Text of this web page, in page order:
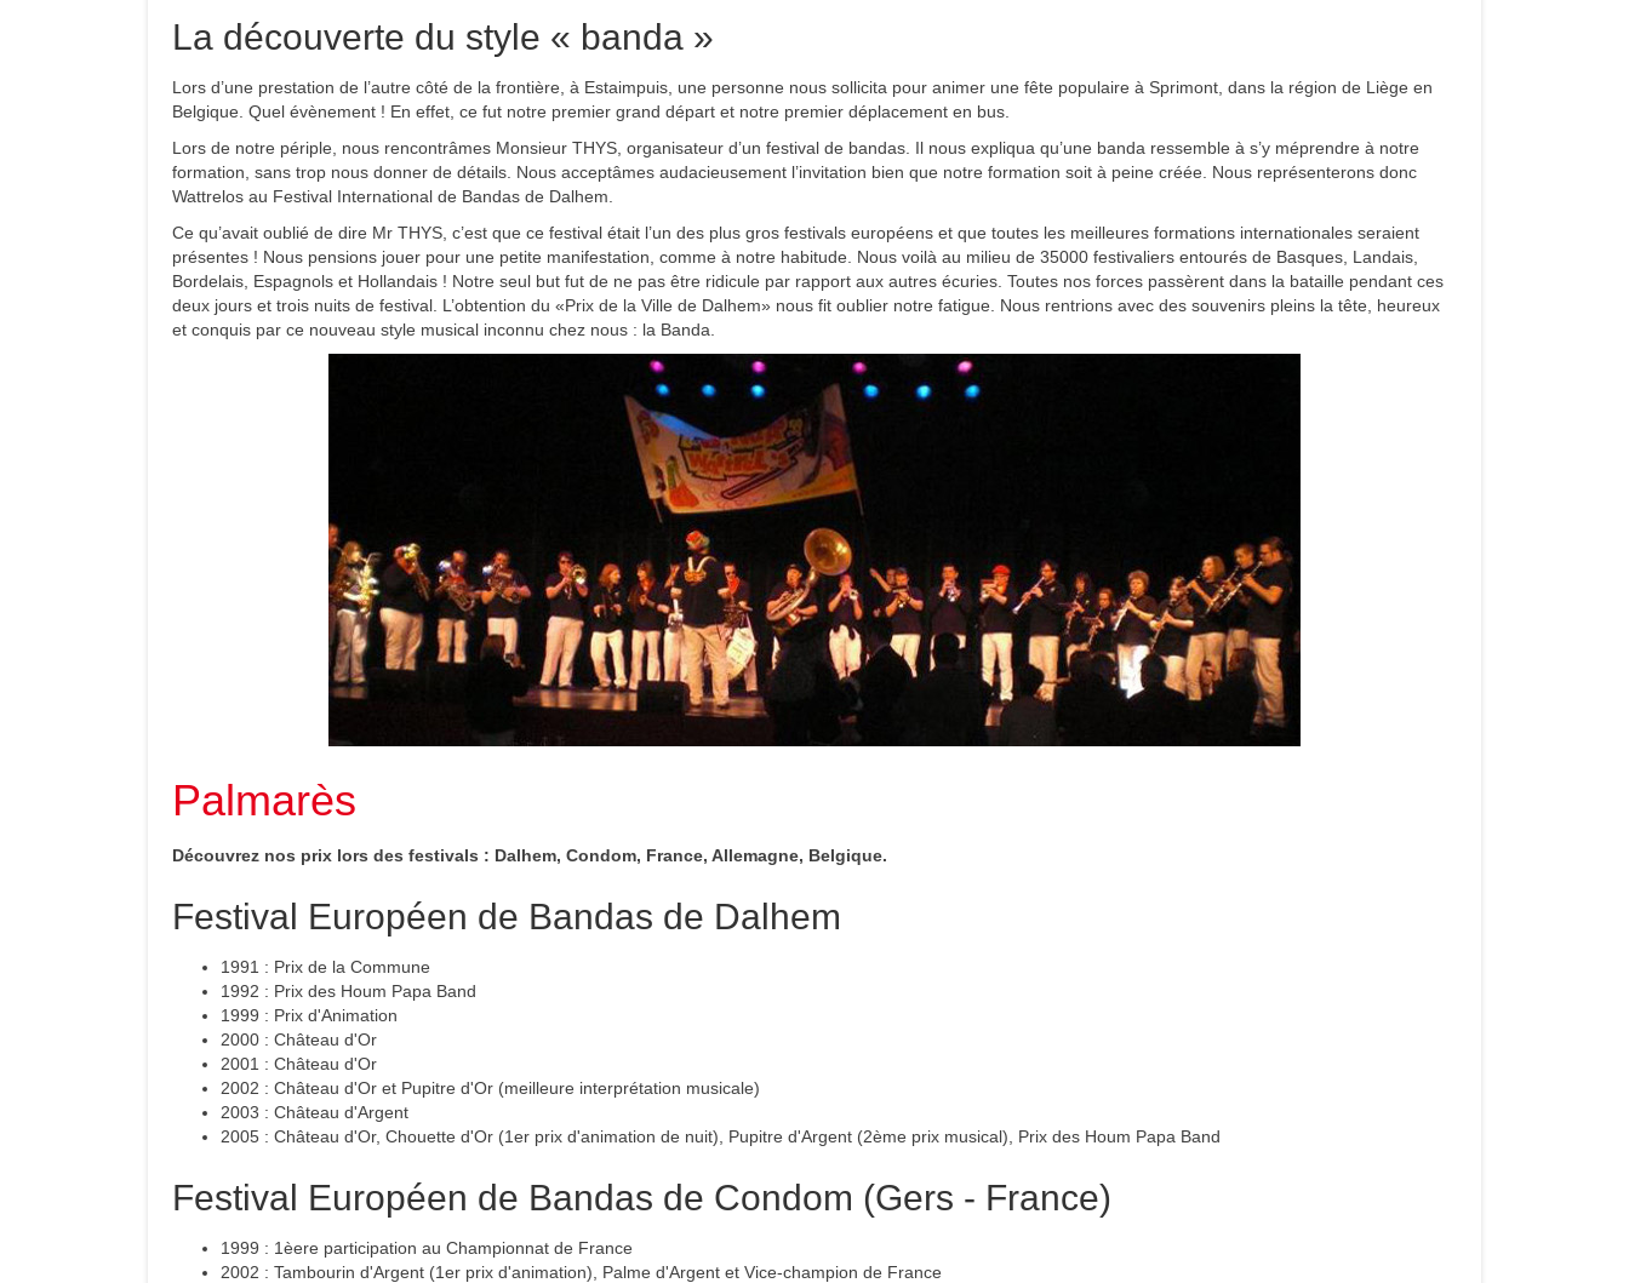
La découverte du style « banda »
Lors d’une prestation de l’autre côté de la frontière, à Estaimpuis, une personne nous sollicita pour animer une fête populaire à Sprimont, dans la région de Liège en
Belgique. Quel évènement ! En effet, ce fut notre premier grand départ et notre premier déplacement en bus.
Lors de notre périple, nous rencontrâmes Monsieur THYS, organisateur d’un festival de bandas. Il nous expliqua qu’une banda ressemble à s’y méprendre à notre
formation, sans trop nous donner de détails. Nous acceptâmes audacieusement l’invitation bien que notre formation soit à peine créée. Nous représenterons donc
Wattrelos au Festival International de Bandas de Dalhem.
Ce qu’avait oublié de dire Mr THYS, c’est que ce festival était l’un des plus gros festivals européens et que toutes les meilleures formations internationales seraient
présentes ! Nous pensions jouer pour une petite manifestation, comme à notre habitude. Nous voilà au milieu de 35000 festivaliers entourés de Basques, Landais,
Bordelais, Espagnols et Hollandais ! Notre seul but fut de ne pas être ridicule par rapport aux autres écuries. Toutes nos forces passèrent dans la bataille pendant ces
deux jours et trois nuits de festival. L’obtention du «Prix de la Ville de Dalhem» nous fit oublier notre fatigue. Nous rentrions avec des souvenirs pleins la tête, heureux
et conquis par ce nouveau style musical inconnu chez nous : la Banda.
Palmarès
Découvrez nos prix lors des festivals : Dalhem, Condom, France, Allemagne, Belgique.
Festival Européen de Bandas de Dalhem
1991 : Prix de la Commune
1992 : Prix des Houm Papa Band
1999 : Prix d'Animation
2000 : Château d'Or
2001 : Château d'Or
2002 : Château d'Or et Pupitre d'Or (meilleure interprétation musicale)
2003 : Château d'Argent
2005 : Château d'Or, Chouette d'Or (1er prix d'animation de nuit), Pupitre d'Argent (2ème prix musical), Prix des Houm Papa Band
Festival Européen de Bandas de Condom (Gers - France)
1999 : 1èere participation au Championnat de France
2002 : Tambourin d'Argent (1er prix d'animation), Palme d'Argent et Vice-champion de France